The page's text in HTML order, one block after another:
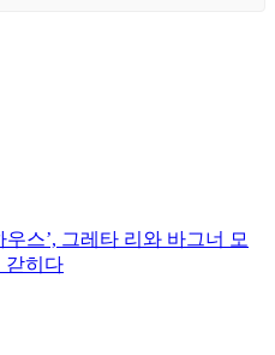
스’, 그레타 리와 바그너 모
갇히다